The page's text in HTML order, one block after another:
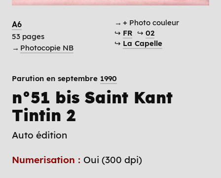
A6
53 pages
→ Photocopie NB
→ + Photo couleur
↪ FR ↪ 02
↪ La Capelle
Parution en septembre 1990
n°51 bis Saint Kant
Tintin 2
Auto édition
Numerisation : Oui (300 dpi)